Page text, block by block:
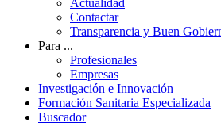
Actualidad
Contactar
Transparencia y Buen
Para ...
Profesionales
Empresas
Investigación e Innovación
Formación Sanitaria Especializada
Buscador